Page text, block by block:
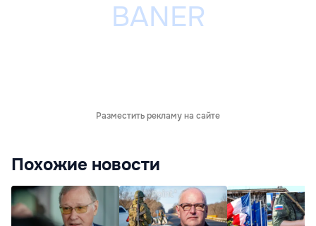
Разместить рекламу на сайте
Похожие новости